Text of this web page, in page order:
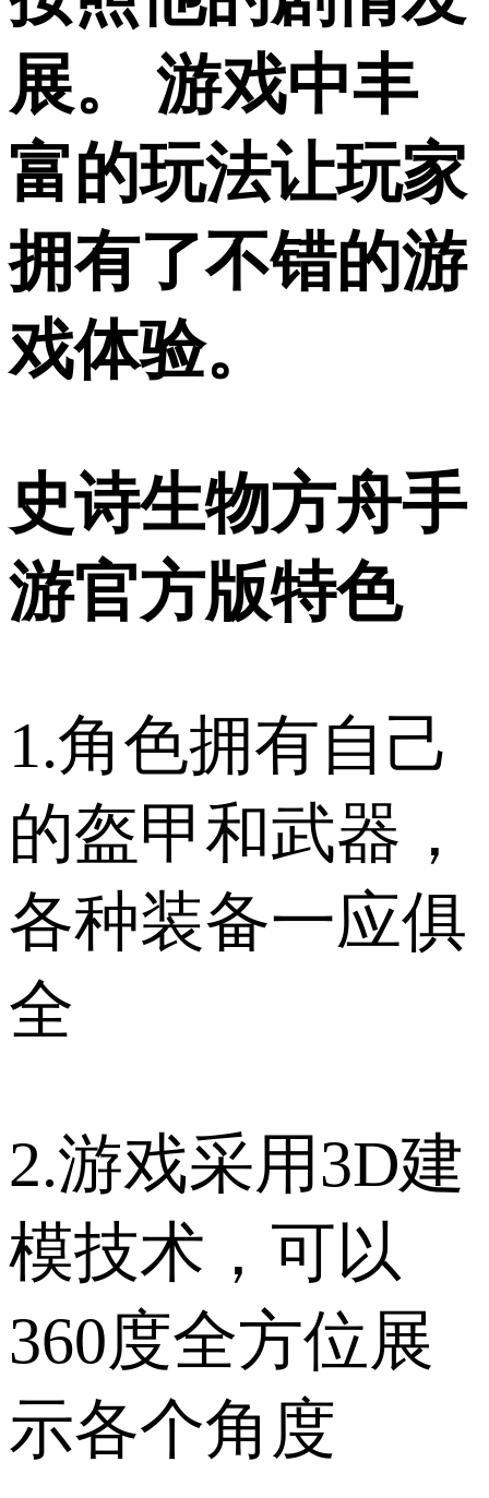
展。 游戏中丰
富的玩法让玩家
拥有了不错的游
戏体验。
史诗生物方舟手
游官方版特色
1.角色拥有自己
的盔甲和武器，
各种装备一应俱
全
2.游戏采用3D建
模技术，可以
360度全方位展
示各个角度